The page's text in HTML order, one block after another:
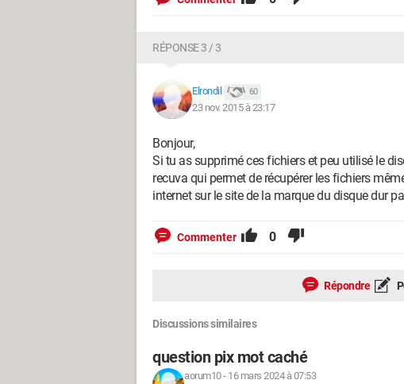
RÉPONSE 3 / 3
Elrondil 60
23 nov. 2015 à 23:17
Bonjour,
Si tu as supprimé ces fichiers et peu utilisé le
recuva qui permet de récupérer les fichiers
internet sur le site de la marque du disque dur
Commenter 0
Répondre
Discussions similaires
question pix mot caché
aorum10- 16 mars 2024 à 07:53